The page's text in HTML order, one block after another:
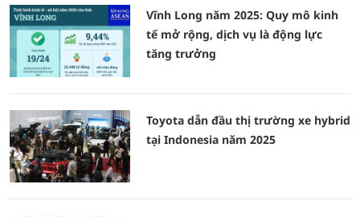
Vĩnh Long năm 2025: Quy mô kinh
tế mở rộng, dịch vụ là động lực
tăng trưởng
Toyota dẫn đầu thị trường xe hybrid
tại Indonesia năm 2025